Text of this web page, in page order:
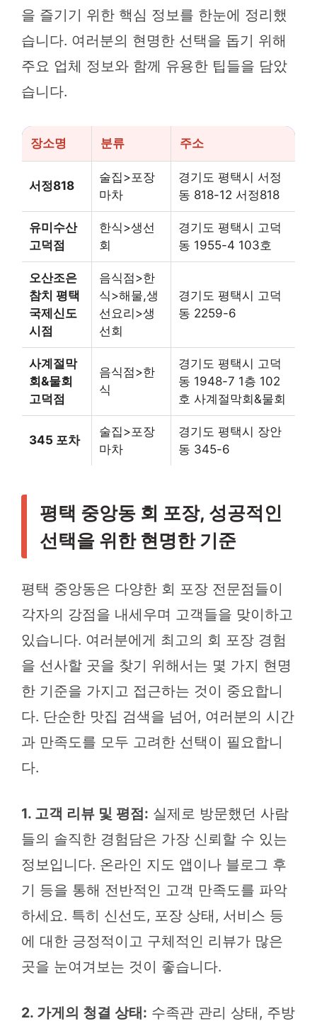
을 즐기기 위한 핵심 정보를 한눈에 정리했
습니다. 여러분의 현명한 선택을 돕기 위해
주요 업체 정보와 함께 유용한 팁들을 담았
습니다.
장소명 분류 주소
서정818
술집>포장
마차
경기도 평택시 서정
동 818-12 서정818
유미수산
고덕점
한식>생선
회
경기도 평택시 고덕
동 1955-4 103호
오산조은
참치 평택
국제신도
시점
음식점>한
식>해물,생
선요리>생
선회
경기도 평택시 고덕
동 2259-6
사계절막
회&물회
고덕점
음식점>한
식
경기도 평택시 고덕
동 1948-7 1층 102
호 사계절막회&물회
345 포차
술집>포장
마차
경기도 평택시 장안
동 345-6
평택 중앙동 회 포장, 성공적인
선택을 위한 현명한 기준
평택 중앙동은 다양한 회 포장 전문점들이
각자의 강점을 내세우며 고객들을 맞이하고
있습니다. 여러분에게 최고의 회 포장 경험
을 선사할 곳을 찾기 위해서는 몇 가지 현명
한 기준을 가지고 접근하는 것이 중요합니
다. 단순한 맛집 검색을 넘어, 여러분의 시간
과 만족도를 모두 고려한 선택이 필요합니
다.
1. 고객 리뷰 및 평점: 실제로 방문했던 사람
들의 솔직한 경험담은 가장 신뢰할 수 있는
정보입니다. 온라인 지도 앱이나 블로그 후
기 등을 통해 전반적인 고객 만족도를 파악
하세요. 특히 신선도, 포장 상태, 서비스 등
에 대한 긍정적이고 구체적인 리뷰가 많은
곳을 눈여겨보는 것이 좋습니다.
2. 가게의 청결 상태: 수족관 관리 상태, 주방